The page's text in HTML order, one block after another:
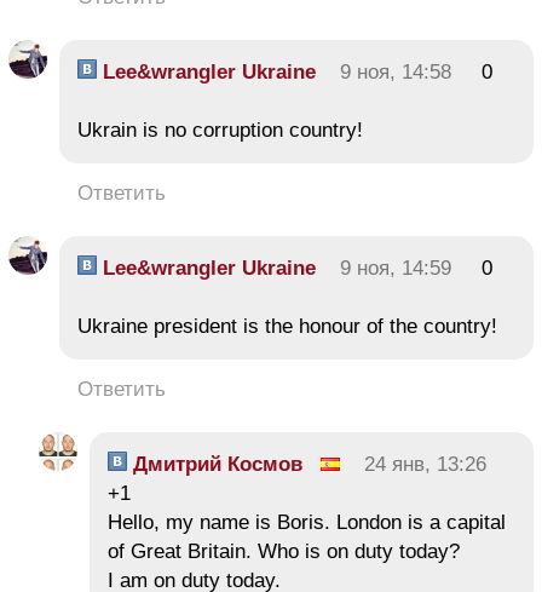
Lee&wrangler Ukraine 9 ноя, 14:58 0
Ukrain is no corruption country!
Ответить
Lee&wrangler Ukraine 9 ноя, 14:59 0
Ukraine president is the honour of the country!
Ответить
Дмитрий Космов
24 янв, 13:26
+1
Hello, my name is Boris. London is a capital
of Great Britain. Who is on duty today?
I am on duty today.